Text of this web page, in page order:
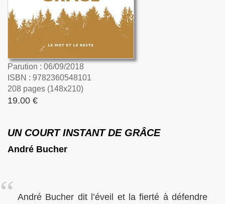
Parution : 06/09/2018
ISBN : 9782360548101
208 pages (148x210)
19.00 €
UN COURT INSTANT DE GRÂCE
André Bucher
André Bucher dit l’éveil et la fierté à défendre